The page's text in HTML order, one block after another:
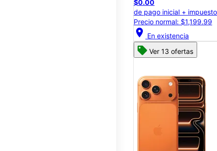
$0.00
de pago inicial +
Precio normal: $1,199.99
location_on En existencia
Ver 13 ofertas